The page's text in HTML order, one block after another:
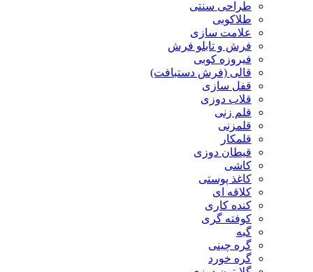
طراحی سنتی
طلاکوبی
علامت سازی
فرش و تابلو فرش
فیروزه کوبی
قالی (فرش دستبافت)
قفل سازی
قلاب دوزی
قلم زنی
قلمزنی
قلمکار
قیطان دوزی
کاشی
کاغذ پوستی
کلاقه ای
کنده کاری
کوفته گری
گبه
گره چینی
گره خورد